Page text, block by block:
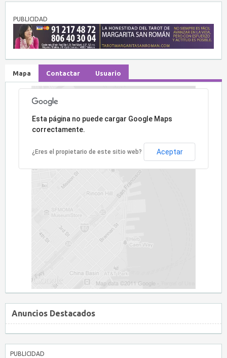
PUBLICIDAD
Mapa Contactar Usuario
Lo sentimos, la dirección no ha sido encontrada.
Esta página no puede cargar Google Maps
correctamente.
¿Eres el propietario de este sitio web? Aceptar
Anuncios Destacados
PUBLICIDAD